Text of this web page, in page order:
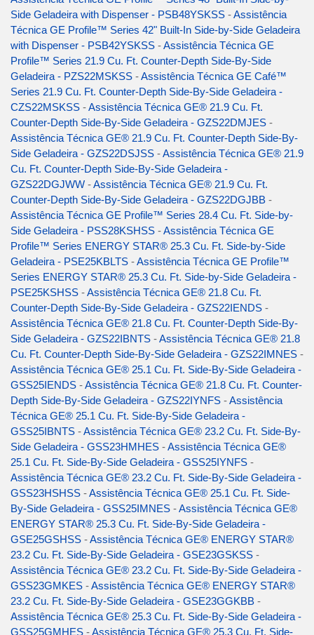
Side Geladeira with Dispenser - PSB48YSKSS -Assistência
Técnica GE Profile™ Series 42" Built-In Side-by-Side Geladeira
with Dispenser - PSB42YSKSS -Assistência Técnica GE
Profile™ Series 21.9 Cu. Ft. Counter-Depth Side-By-Side
Geladeira - PZS22MSKSS -Assistência Técnica GE Café™
Series 21.9 Cu. Ft. Counter-Depth Side-By-Side Geladeira -
CZS22MSKSS -Assistência Técnica GE® 21.9 Cu. Ft.
Counter-Depth Side-By-Side Geladeira - GZS22DMJES -
Assistência Técnica GE® 21.9 Cu. Ft. Counter-Depth Side-By-
Side Geladeira - GZS22DSJSS -Assistência Técnica GE® 21.9
Cu. Ft. Counter-Depth Side-By-Side Geladeira -
GZS22DGJWW -Assistência Técnica GE® 21.9 Cu. Ft.
Counter-Depth Side-By-Side Geladeira - GZS22DGJBB -
Assistência Técnica GE Profile™ Series 28.4 Cu. Ft. Side-by-
Side Geladeira - PSS28KSHSS -Assistência Técnica GE
Profile™ Series ENERGY STAR® 25.3 Cu. Ft. Side-by-Side
Geladeira - PSE25KBLTS -Assistência Técnica GE Profile™
Series ENERGY STAR® 25.3 Cu. Ft. Side-by-Side Geladeira -
PSE25KSHSS -Assistência Técnica GE® 21.8 Cu. Ft.
Counter-Depth Side-By-Side Geladeira - GZS22IENDS -
Assistência Técnica GE® 21.8 Cu. Ft. Counter-Depth Side-By-
Side Geladeira - GZS22IBNTS -Assistência Técnica GE® 21.8
Cu. Ft. Counter-Depth Side-By-Side Geladeira - GZS22IMNES -
Assistência Técnica GE® 25.1 Cu. Ft. Side-By-Side Geladeira -
GSS25IENDS -Assistência Técnica GE® 21.8 Cu. Ft. Counter-
Depth Side-By-Side Geladeira - GZS22IYNFS -Assistência
Técnica GE® 25.1 Cu. Ft. Side-By-Side Geladeira -
GSS25IBNTS -Assistência Técnica GE® 23.2 Cu. Ft. Side-By-
Side Geladeira - GSS23HMHES -Assistência Técnica GE®
25.1 Cu. Ft. Side-By-Side Geladeira - GSS25IYNFS -
Assistência Técnica GE® 23.2 Cu. Ft. Side-By-Side Geladeira -
GSS23HSHSS -Assistência Técnica GE® 25.1 Cu. Ft. Side-
By-Side Geladeira - GSS25IMNES -Assistência Técnica GE®
ENERGY STAR® 25.3 Cu. Ft. Side-By-Side Geladeira -
GSE25GSHSS -Assistência Técnica GE® ENERGY STAR®
23.2 Cu. Ft. Side-By-Side Geladeira - GSE23GSKSS -
Assistência Técnica GE® 23.2 Cu. Ft. Side-By-Side Geladeira -
GSS23GMKES -Assistência Técnica GE® ENERGY STAR®
23.2 Cu. Ft. Side-By-Side Geladeira - GSE23GGKBB -
Assistência Técnica GE® 25.3 Cu. Ft. Side-By-Side Geladeira -
GSS25GMHES -Assistência Técnica GE® 25.3 Cu. Ft. Side-